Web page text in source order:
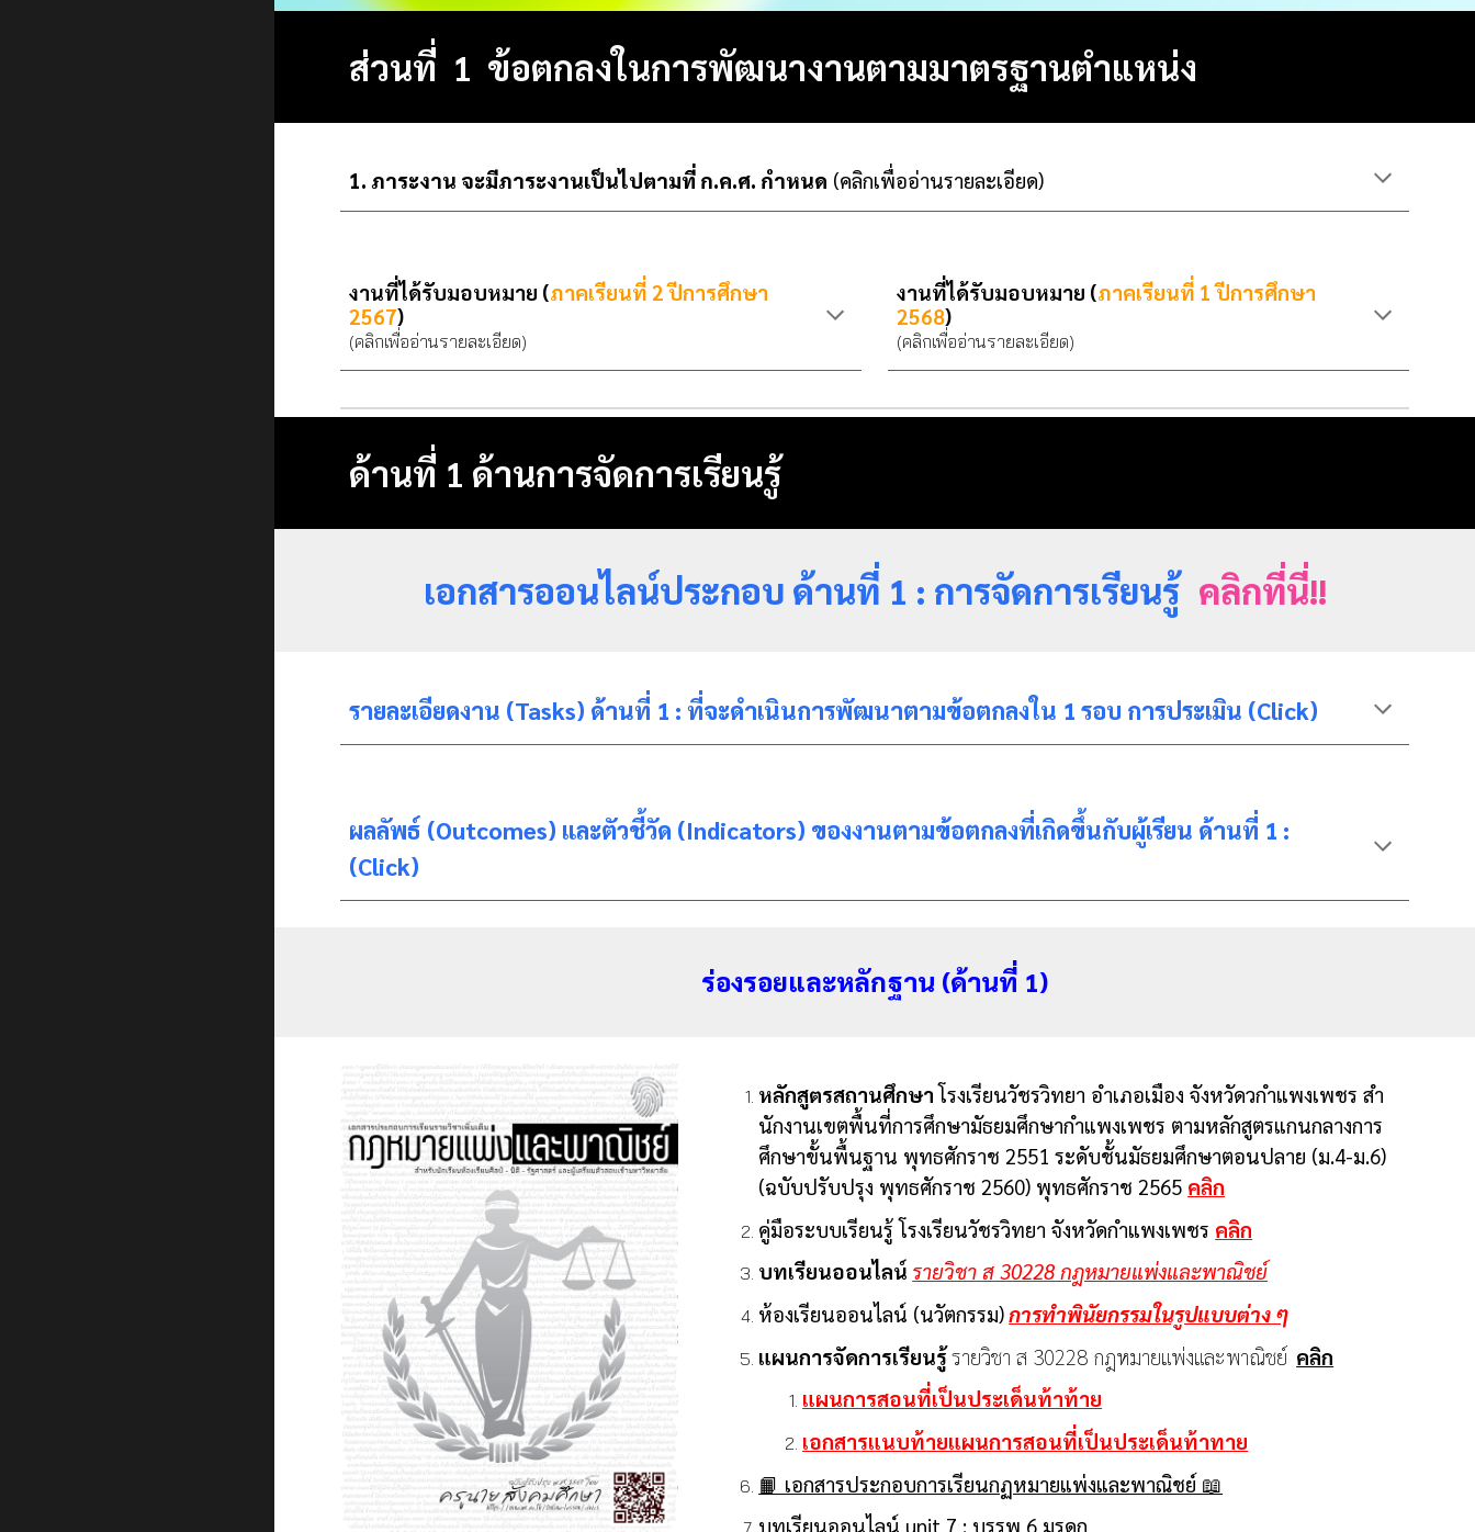
ส่วนที่ 1 ข้อตกลงในการพัฒนางานตามมาตรฐานตำแหน่ง
ภาระงาน จะมีภาระงานเป็นไปตามที่ ก.ค.ศ. กำหนด (คลิกเพื่ออ่านรายละเอียด)
งานที่ได้รับมอบหมาย (ภาคเรียนที่ 2 ปีการศึกษา
2567)
(คลิกเพื่ออ่านรายละเอียด)
งานที่ได้รับมอบหมาย (ภาคเรียนที่ 1 ปีการศึกษา
2568)
(คลิกเพื่ออ่านรายละเอียด)
ด้านที่ 1 ด้านการจัดการเรียนรู้
เอกสารออนไลน์ประกอบ ด้านที่ 1 : การจัดการเรียนรู้ คลิกที่นี่!!
รายละเอียดงาน (Tasks) ด้านที่ 1 : ที่จะดำเนินการพัฒนาตามข้อตกลงใน 1 รอบ การประเมิน (Click)
ผลลัพธ์ (Outcomes) และตัวชี้วัด (Indicators) ของงานตามข้อตกลงที่เกิดขึ้นกับผู้เรียน ด้านที่ 1 :
(Click)
ร่องรอยและหลักฐาน (ด้านที่ 1)
หลักสูตรสถานศึกษาโรงเรียนวัชรวิทยา อําเภอเมือง จังหวัดวกําแพงเพชร สํา
นักงานเขตพื้นที่การศึกษามัธยมศึกษากําแพงเพชร ตามหลักสูตรแกนกลางการ
ศึกษาขั้นพื้นฐาน พุทธศักราช 2551 ระดับชั้นมัธยมศึกษาตอนปลาย (ม.4-ม.6)
(ฉบับปรับปรุง พุทธศักราช 2560) พุทธศักราช 2565 คลิก
คู่มือระบบเรียนรู้ โรงเรียนวัชรวิทยา จังหวัดกำแพงเพชร คลิก
บทเรียนออนไลน์ รายวิชา ส 30228 กฎหมายแพ่งและพาณิชย์
ห้องเรียนออนไลน์ (นวัตกรรม)การทำพินัยกรรมในรูปแบบต่าง ๆ
แผนการจัดการเรียนรู้รายวิชา ส 30228 กฎหมายแพ่งและพาณิชย์ คลิก
แผนการสอนที่เป็นประเด็นท้าท้าย
เอกสารแนบท้ายแผนการสอนที่เป็นประเด็นท้าทาย
📙 เอกสารประกอบการเรียนกฏหมายแพ่งและพาณิชย์ 📖
บทเรียนออนไลน์ unit 7 : บรรพ 6 มรดก